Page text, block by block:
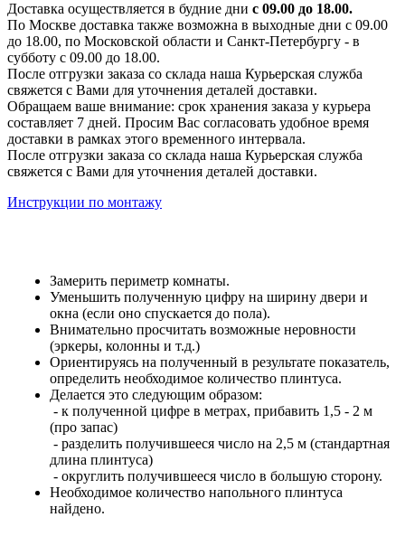
Доставка осуществляется в будние дни с 09.00 до 18.00.
По Москве доставка также возможна в выходные дни с 09.00
до 18.00, по Московской области и Санкт-Петербургу - в
субботу с 09.00 до 18.00.
После отгрузки заказа со склада наша Курьерская служба
свяжется с Вами для уточнения деталей доставки.
Обращаем ваше внимание: срок хранения заказа у курьера
составляет 7 дней. Просим Вас согласовать удобное время
доставки в рамках этого временного интервала.
После отгрузки заказа со склада наша Курьерская служба
свяжется с Вами для уточнения деталей доставки.
Инструкции по монтажу
Замерить периметр комнаты.
Уменьшить полученную цифру на ширину двери и
окна (если оно спускается до пола).
Внимательно просчитать возможные неровности
(эркеры, колонны и т.д.)
Ориентируясь на полученный в результате показатель,
определить необходимое количество плинтуса.
Делается это следующим образом:
- к полученной цифре в метрах, прибавить 1,5 - 2 м
(про запас)
- разделить получившееся число на 2,5 м (стандартная
длина плинтуса)
- округлить получившееся число в большую сторону.
Необходимое количество напольного плинтуса
найдено.